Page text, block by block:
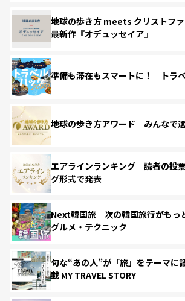
地球の歩き方 meets クリストフ
最新作『オデュッセイア』
準備も滞在もスマートに！ トラ
地球の歩き方アワード みんなで選
エアラインランキング 読者の投
グ形式で発表
Next韓国旅 次の韓国旅行がもっ
グルメ・テクニック
旬な“あの人”が「旅」をテーマに
載 MY TRAVEL STORY